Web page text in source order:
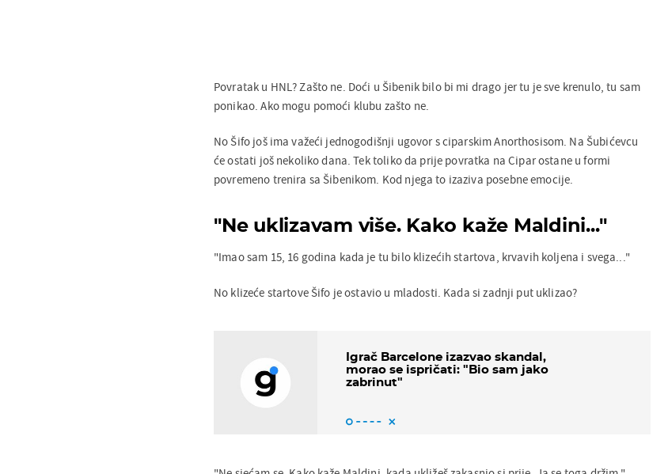
Povratak u HNL? Zašto ne. Doći u Šibenik bilo bi mi drago jer tu je sve krenulo, tu sam
ponikao. Ako mogu pomoći klubu zašto ne.
No Šifo još ima važeći jednogodišnji ugovor s ciparskim Anorthosisom. Na Šubićevcu
će ostati još nekoliko dana. Tek toliko da prije povratka na Cipar ostane u formi
povremeno trenira sa Šibenikom. Kod njega to izaziva posebne emocije.
"Ne uklizavam više. Kako kaže Maldini..."
"Imao sam 15, 16 godina kada je tu bilo klizećih startova, krvavih koljena i svega..."
No klizeće startove Šifo je ostavio u mladosti. Kada si zadnji put uklizao?
Igrač Barcelone izazvao skandal,
morao se ispričati: "Bio sam jako
zabrinut"